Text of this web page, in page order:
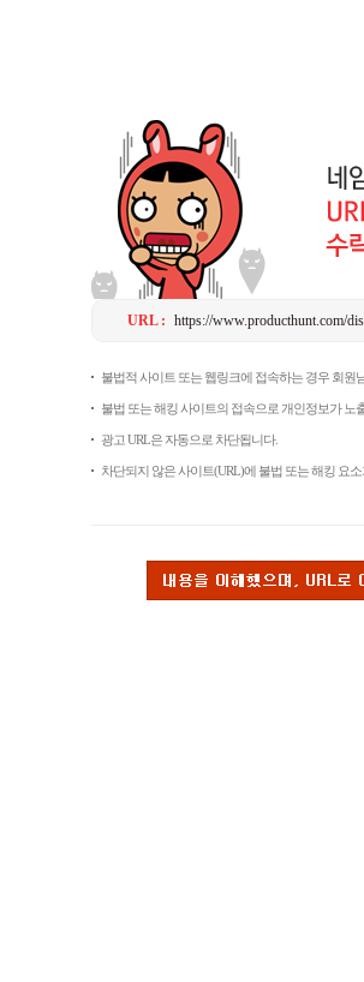
URL : https://www.producthunt.com/
불법적 사이트 또는 웹링크에 접속하는 경우 회
불법 또는 해킹 사이트의 접속으로 개인정보가
광고 URL은 자동으로 차단됩니다.
차단되지 않은 사이트(URL)에 불법 또는 해킹 요